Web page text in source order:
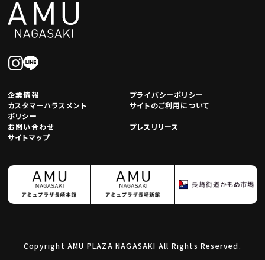
企業情報
プライバシーポリシー
カスタマーハラスメント
ポリシー
サイトのご利用について
お問い合わせ
プレスリリース
サイトマップ
Copyright AMU PLAZA NAGASAKI All Rights Reserved.